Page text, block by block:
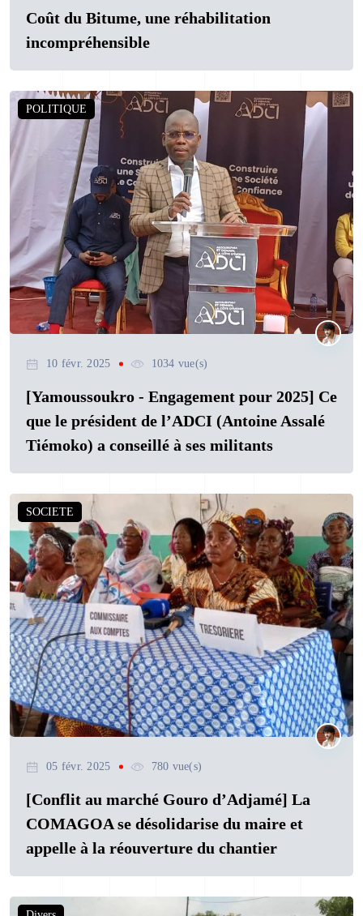
Coût du Bitume, une réhabilitation
incompréhensible
POLITIQUE
10 févr. 2025 1034 vue(s)
[Yamoussoukro - Engagement pour 2025] Ce
que le président de l’ADCI (Antoine Assalé
Tiémoko) a conseillé à ses militants
SOCIETE
05 févr. 2025 780 vue(s)
[Conflit au marché Gouro d’Adjamé] La
COMAGOA se désolidarise du maire et
appelle à la réouverture du chantier